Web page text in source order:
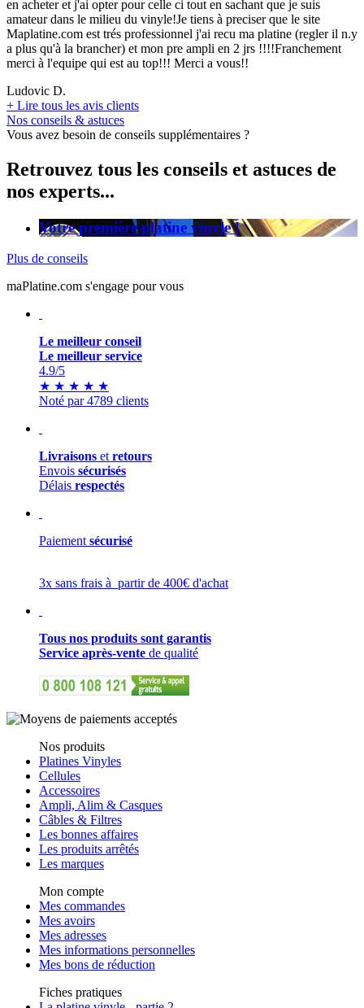
en acheter et j'ai opter pour celle ci tout en sachant que je suis
amateur dans le milieu du vinyle!Je tiens à preciser que le site
Maplatine.com est trés professionnel j'ai recu ma platine (regler il n.y
a plus qu'à la brancher) et mon pre ampli en 2 jrs !!!!Franchement
merci à l'equipe qui est au top!!! Merci a vous!!
Ludovic D.
+ Lire tous les avis clients
Nos conseils & astuces
Vous avez besoin de conseils supplémentaires ?
Retrouvez tous les conseils et astuces de
nos experts...
Votre première platine vinyle !
Plus de conseils
maPlatine.com s'engage pour vous
Le meilleur conseil
Le meilleur service
4.9/5
★ ★ ★ ★ ★
Noté par 4789 clients
Livraisons et retours
Envois sécurisés
Délais respectés
Paiement sécurisé
3x sans frais à partir de 400€ d'achat
Tous nos produits sont garantis
Service après-vente de qualité
Nos produits
Platines Vinyles
Cellules
Accessoires
Ampli, Alim & Casques
Câbles & Filtres
Les bonnes affaires
Les produits arrêtés
Les marques
Mon compte
Mes commandes
Mes avoirs
Mes adresses
Mes informations personnelles
Mes bons de réduction
Fiches pratiques